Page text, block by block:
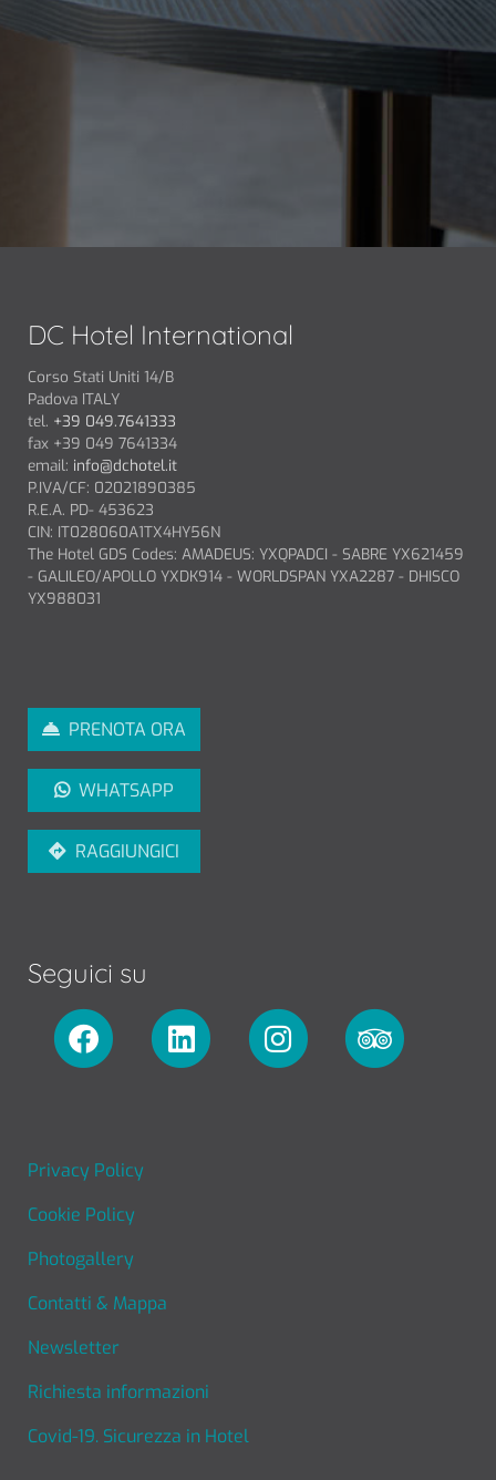
DC Hotel International
Corso Stati Uniti 14/B
Padova ITALY
tel. +39 049.7641333
fax +39 049 7641334
email: info@dchotel.it
P.IVA/CF: 02021890385
R.E.A. PD- 453623
CIN: IT028060A1TX4HY56N
The Hotel GDS Codes: AMADEUS: YXQPADCI - SABRE YX621459
- GALILEO/APOLLO YXDK914 - WORLDSPAN YXA2287 - DHISCO
YX988031
PRENOTA ORA
WHATSAPP
RAGGIUNGICI
Seguici su
FOOTER MENU
Privacy Policy
Cookie Policy
Photogallery
Contatti & Mappa
Newsletter
Richiesta informazioni
Covid-19. Sicurezza in Hotel